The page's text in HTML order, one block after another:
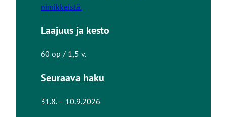
nimikkeistä.
Laajuus ja kesto
60 op / 1,5 v.
Seuraava haku
31.8. – 10.9.2026